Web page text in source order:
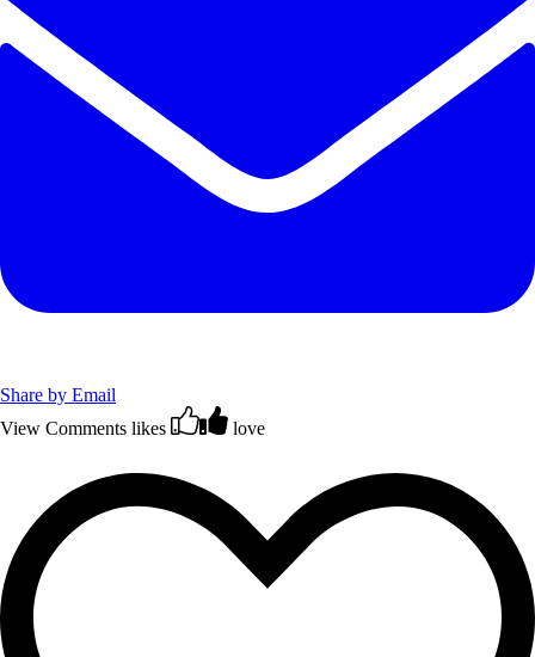
Share by Email
View Comments likes love